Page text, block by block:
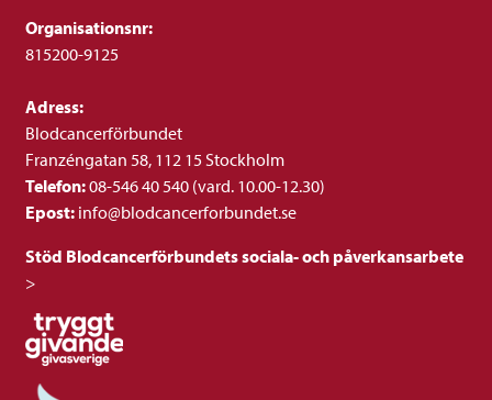
Organisationsnr:
815200-9125
Adress:
Blodcancerförbundet
Franzéngatan 58, 112 15 Stockholm
Telefon:08-546 40 540 (vard. 10.00-12.30)
Epost: info@blodcancerforbundet.se
Stöd Blodcancerförbundets sociala- och påverkansarbete
>